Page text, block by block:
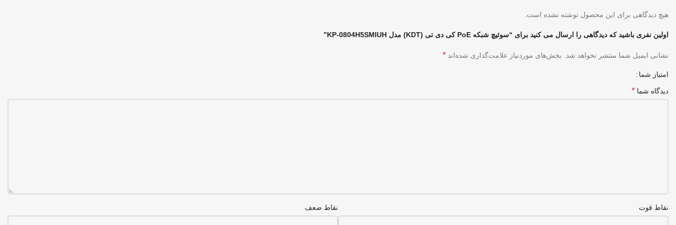
هیچ دیدگاهی برای این محصول نوشته نشده است.
اولین نفری باشید که دیدگاهی را ارسال می کنید برای “سوئیچ شبکه PoE کی دی تی (KDT) مدل KP-0804H5SMIUH”
نشانی ایمیل شما منتشر نخواهد شد. بخش‌های موردنیاز علامت‌گذاری شده‌اند *
امتیاز شما
دیدگاه شما *
نقاط قوت نقاط ضعف